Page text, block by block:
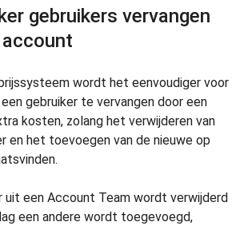
gebruikers vervangen
account
wordt het eenvoudiger voor
gebruiker te vervangen door een
kosten, zolang het verwijderen van
en het toevoegen van de nieuwe op
uit een Account Team wordt verwijderd
een andere wordt toegevoegd,